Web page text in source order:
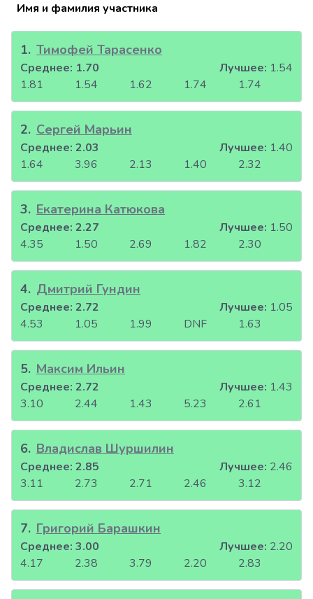
Имя и фамилия участника
1. Тимофей Тарасенко
1.81 1.54 1.62 1.74 1.74
Среднее: 1.70 Лучшее: 1.54
2. Сергей Марьин
1.64 3.96 2.13 1.40 2.32
Среднее: 2.03 Лучшее: 1.40
3. Екатерина Катюкова
4.35 1.50 2.69 1.82 2.30
Среднее: 2.27 Лучшее: 1.50
4. Дмитрий Гундин
4.53 1.05 1.99 DNF 1.63
Среднее: 2.72 Лучшее: 1.05
5. Максим Ильин
3.10 2.44 1.43 5.23 2.61
Среднее: 2.72 Лучшее: 1.43
6. Владислав Шуршилин
3.11 2.73 2.71 2.46 3.12
Среднее: 2.85 Лучшее: 2.46
7. Григорий Барашкин
4.17 2.38 3.79 2.20 2.83
Среднее: 3.00 Лучшее: 2.20